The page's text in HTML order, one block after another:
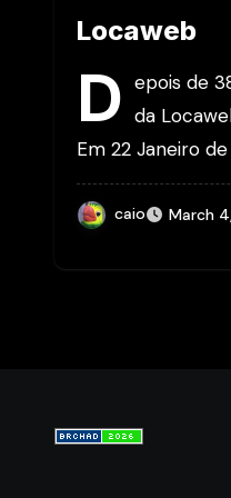
Locaweb
D epois de
da
Em 22 Janeiro
caio March